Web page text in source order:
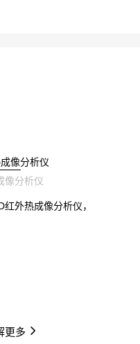
像分析仪
像分析仪
外热成像分析仪，
更多